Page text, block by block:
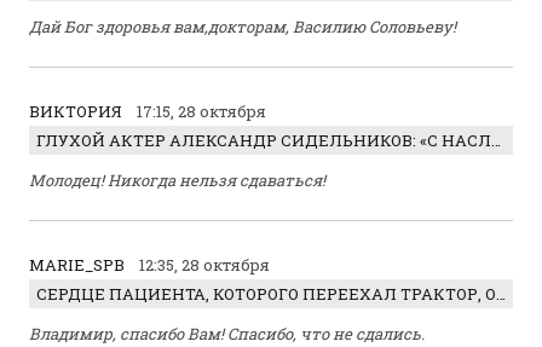
Дай Бог здоровья вам,докторам, Василию Соловьеву!
ВИКТОРИЯ
17:15, 28 октября
ГЛУХОЙ АКТЕР АЛЕКСАНДР СИДЕЛЬНИКОВ: «С НАСЛАЖДЕНИЕМ ИГРАЛ ОТРИЦАТЕЛЬНОГО ГЕРОЯ!»
Молодец! Никогда нельзя сдаваться!
MARIE_SPB
12:35, 28 октября
СЕРДЦЕ ПАЦИЕНТА, КОТОРОГО ПЕРЕЕХАЛ ТРАКТОР, ОБНАРУЖИЛИ… В ЖИВОТЕ
Владимир, спасибо Вам! Спасибо, что не сдались.